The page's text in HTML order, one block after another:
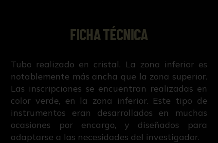
FICHA TÉCNICA
Tubo realizado en cristal. La zona inferior es
notablemente más ancha que la zona superior.
Las inscripciones se encuentran realizadas en
color verde, en la zona inferior. Este tipo de
instrumentos eran desarrollados en muchas
ocasiones por encargo, y diseñados para
adaptarse a las necesidades del investigador.